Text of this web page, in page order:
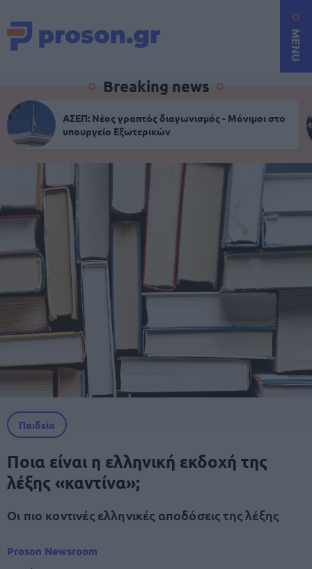
MENU
Breaking news
ΑΣΕΠ: Νέος γραπτός διαγωνισμός - Μόνιμοι στο
υπουργείο Εξωτερικών
Παιδεία
Ποια είναι η ελληνική εκδοχή της
λέξης «καντίνα»;
Οι πιο κοντινές ελληνικές αποδόσεις της λέξης
Proson Newsroom